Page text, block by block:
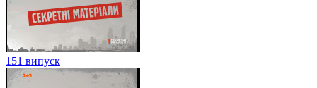
151 випуск